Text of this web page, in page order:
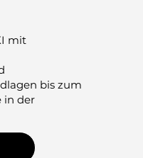
mit
bis zum
in der